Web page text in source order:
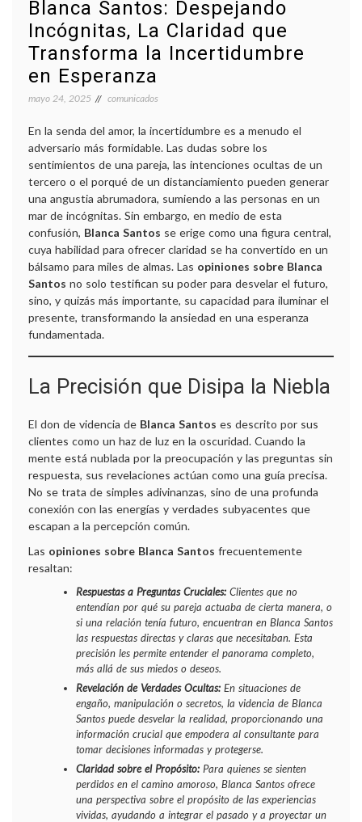
Blanca Santos: Despejando
Incógnitas, La Claridad que
Transforma la Incertidumbre
en Esperanza
mayo 24, 2025 comunicados
En la senda del amor, la incertidumbre es a menudo el
adversario más formidable. Las dudas sobre los
sentimientos de una pareja, las intenciones ocultas de un
tercero o el porqué de un distanciamiento pueden generar
una angustia abrumadora, sumiendo a las personas en un
mar de incógnitas. Sin embargo, en medio de esta
confusión, Blanca Santos se erige como una figura central,
cuya habilidad para ofrecer claridad se ha convertido en un
bálsamo para miles de almas. Las opiniones sobre Blanca
Santos no solo testifican su poder para desvelar el futuro,
sino, y quizás más importante, su capacidad para iluminar el
presente, transformando la ansiedad en una esperanza
fundamentada.
La Precisión que Disipa la Niebla
El don de videncia de Blanca Santos es descrito por sus
clientes como un haz de luz en la oscuridad. Cuando la
mente está nublada por la preocupación y las preguntas sin
respuesta, sus revelaciones actúan como una guía precisa.
No se trata de simples adivinanzas, sino de una profunda
conexión con las energías y verdades subyacentes que
escapan a la percepción común.
Las opiniones sobre Blanca Santos frecuentemente
resaltan:
Respuestas a Preguntas Cruciales: Clientes que no
entendían por qué su pareja actuaba de cierta manera, o
si una relación tenía futuro, encuentran en Blanca Santos
las respuestas directas y claras que necesitaban. Esta
precisión les permite entender el panorama completo,
más allá de sus miedos o deseos.
Revelación de Verdades Ocultas: En situaciones de
engaño, manipulación o secretos, la videncia de Blanca
Santos puede desvelar la realidad, proporcionando una
información crucial que empodera al consultante para
tomar decisiones informadas y protegerse.
Claridad sobre el Propósito: Para quienes se sienten
perdidos en el camino amoroso, Blanca Santos ofrece
una perspectiva sobre el propósito de las experiencias
vividas, ayudando a integrar el pasado y a proyectar un